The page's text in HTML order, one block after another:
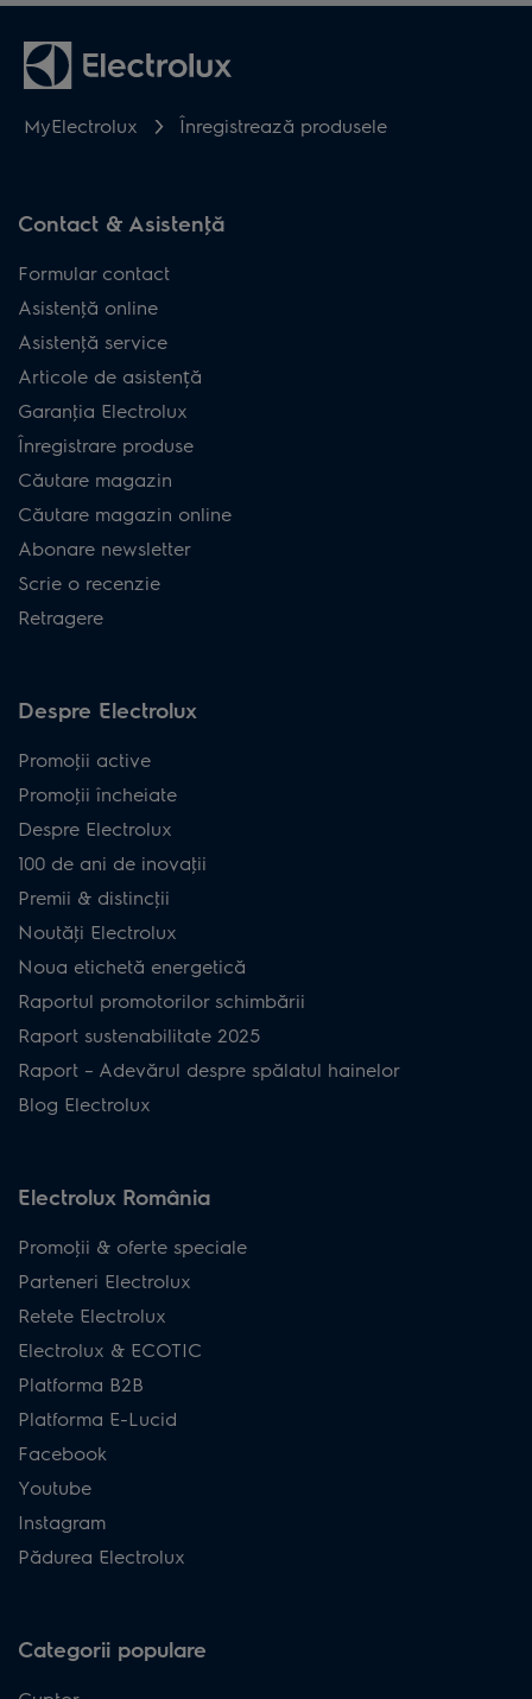
MyElectrolux Înregistrează produsele
Contact & Asistenţă
Formular contact
Asistenţă online
Asistenţă service
Articole de asistență
Garanţia Electrolux
Înregistrare produse
Căutare magazin
Căutare magazin online
Abonare newsletter
Scrie o recenzie
Retragere
Despre Electrolux
Promoţii active
Promoţii încheiate
Despre Electrolux
100 de ani de inovaţii
Premii & distincţii
Noutăţi Electrolux
Noua etichetă energetică
Raportul promotorilor schimbării
Raport sustenabilitate 2025
Raport – Adevărul despre spălatul hainelor
Blog Electrolux
Electrolux România
Promoţii & oferte speciale
Parteneri Electrolux
Retete Electrolux
Electrolux & ECOTIC
Platforma B2B
Platforma E-Lucid
Facebook
Youtube
Instagram
Pădurea Electrolux
Categorii populare